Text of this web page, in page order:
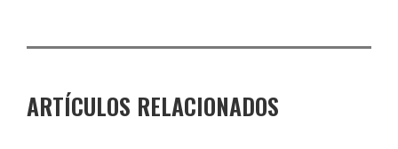
ARTÍCULOS RELACIONADOS